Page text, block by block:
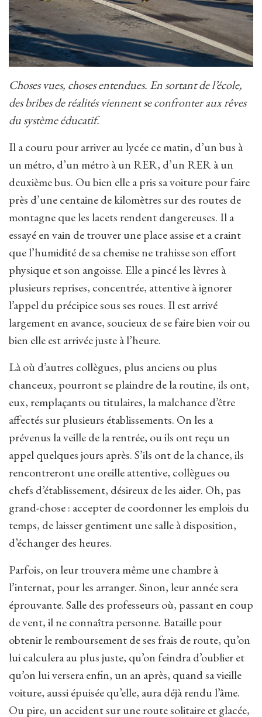
Choses vues, choses entendues. En sortant de l’école,
des bribes de réalités viennent se confronter aux rêves
du système éducatif.
Il a couru pour arriver au lycée ce matin, d’un bus à
un métro, d’un métro à un RER, d’un RER à un
deuxième bus. Ou bien elle a pris sa voiture pour faire
près d’une centaine de kilomètres sur des routes de
montagne que les lacets rendent dangereuses. Il a
essayé en vain de trouver une place assise et a craint
que l’humidité de sa chemise ne trahisse son effort
physique et son angoisse. Elle a pincé les lèvres à
plusieurs reprises, concentrée, attentive à ignorer
l’appel du précipice sous ses roues. Il est arrivé
largement en avance, soucieux de se faire bien voir ou
bien elle est arrivée juste à l’heure.
Là où d’autres collègues, plus anciens ou plus
chanceux, pourront se plaindre de la routine, ils ont,
eux, remplaçants ou titulaires, la malchance d’être
affectés sur plusieurs établissements. On les a
prévenus la veille de la rentrée, ou ils ont reçu un
appel quelques jours après. S’ils ont de la chance, ils
rencontreront une oreille attentive, collègues ou
chefs d’établissement, désireux de les aider. Oh, pas
grand-chose : accepter de coordonner les emplois du
temps, de laisser gentiment une salle à disposition,
d’échanger des heures.
Parfois, on leur trouvera même une chambre à
l’internat, pour les arranger. Sinon, leur année sera
éprouvante. Salle des professeurs où, passant en coup
de vent, il ne connaîtra personne. Bataille pour
obtenir le remboursement de ses frais de route, qu’on
lui calculera au plus juste, qu’on feindra d’oublier et
qu’on lui versera enfin, un an après, quand sa vieille
voiture, aussi épuisée qu’elle, aura déjà rendu l’âme.
Ou pire, un accident sur une route solitaire et glacée,